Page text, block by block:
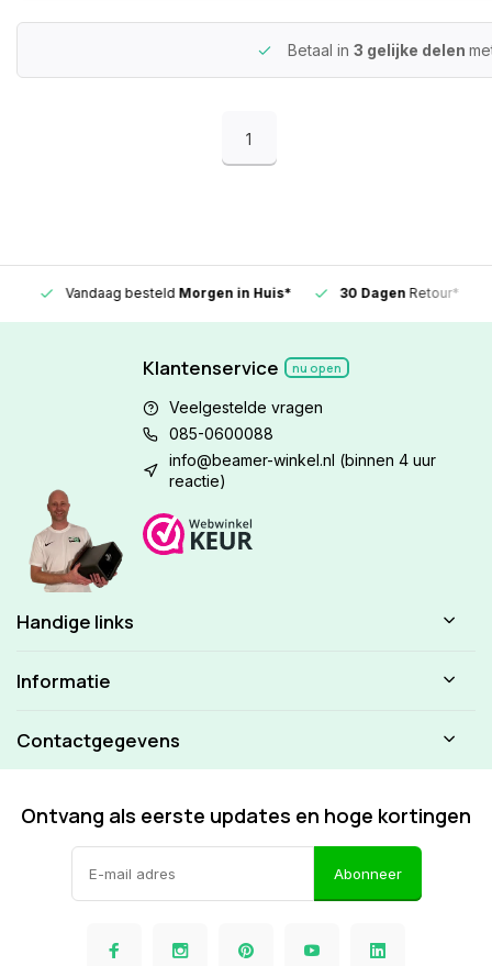
Betaal in 3 gelijke delen
1
Vandaag besteldMorgen in Huis* 30 DagenRetour*
Klantenservice nu open
Veelgestelde vragen
085-0600088
info@beamer-winkel.nl (binnen 4 uur
reactie)
Handige links
Informatie
Contactgegevens
Ontvang als eerste updates en hoge kortingen
Abonneer